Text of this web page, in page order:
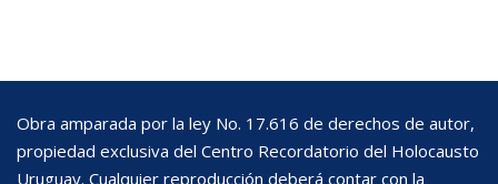
Obra amparada por la ley No. 17.616 de derechos de autor,
propiedad exclusiva del Centro Recordatorio del Holocausto
Uruguay. Cualquier reproducción deberá contar con la